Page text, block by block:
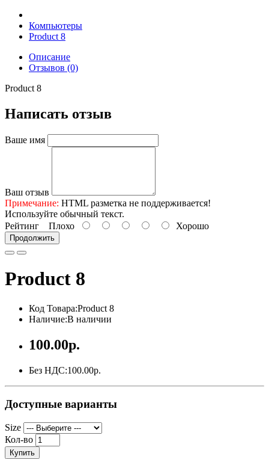
Компьютеры
Product 8
Описание
Отзывов (0)
Product 8
Написать отзыв
Ваше имя
Ваш отзыв
Примечание: HTML разметка не поддерживается!
Используйте обычный текст.
Рейтинг Плохо Хорошо
Продолжить
Product 8
Код Товара:Product 8
Наличие:В наличии
100.00р.
Без НДС:100.00р.
Доступные варианты
Size
Кол-во
Купить